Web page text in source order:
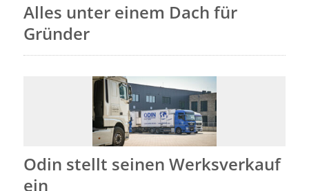
Alles unter einem Dach für
Gründer
Odin stellt seinen Werksverkauf
ein